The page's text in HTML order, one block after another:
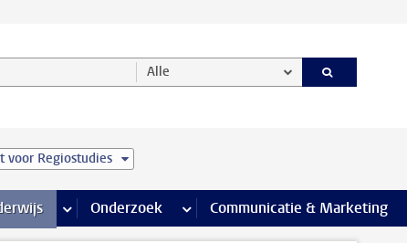
categorie Alle
voor Regiostudies
pagina’s
meer Onderwijs pagina’s
Onderzoek meer Onderzoek pagina’s
Communicatie & Marketing